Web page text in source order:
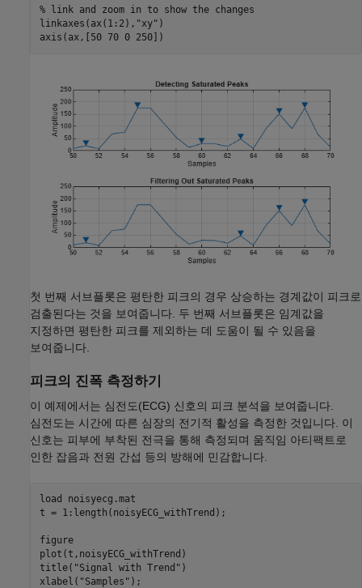
% link and zoom in to show the changes
linkaxes(ax(1:2), "xy" )
axis(ax,[50 70 0 250])
첫 번째 서브플롯은 평탄한 피크의 경우 상승하는 경계값이 피크로
검출된다는 것을 보여줍니다. 두 번째 서브플롯은 임계값을
지정하면 평탄한 피크를 제외하는 데 도움이 될 수 있음을
보여줍니다.
피크의 진폭 측정하기
이 예제에서는 심전도(ECG) 신호의 피크 분석을 보여줍니다.
심전도는 시간에 따른 심장의 전기적 활성을 측정한 것입니다. 이
신호는 피부에 부착된 전극을 통해 측정되며 움직임 아티팩트로
인한 잡음과 전원 간섭 등의 방해에 민감합니다.
load
noisyecg.mat
t = 1:length(noisyECG_withTrend);
figure
plot(t,noisyECG_withTrend)
title( "Signal with Trend" )
xlabel( "Samples" );